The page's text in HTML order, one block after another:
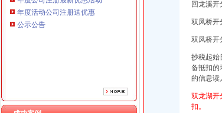
年度活动公司注册送优惠
公示公告
重庆市明诚塑料制品有限责任公司 渝高100万 （进出口权）
重庆科发表面处理有限责任公司 渝北800万 （进出口权）
重庆凯誉网络通信技术工程有限公司渝中分公司 （工商注册）
回龙溪开
双凤桥开
双凤桥开
抄税起
备抵扣的
的信息读
双龙湖开
扣。